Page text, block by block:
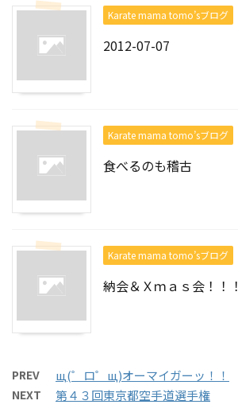
Karate mama tomo’sブログ
2012-07-07
Karate mama tomo’sブログ
食べるのも稽古
Karate mama tomo’sブログ
納会＆Ｘｍａｓ会！！！
PREV щ(゜ロ゜щ)オーマイガーッ！！
NEXT 第４３回東京都空手道選手権